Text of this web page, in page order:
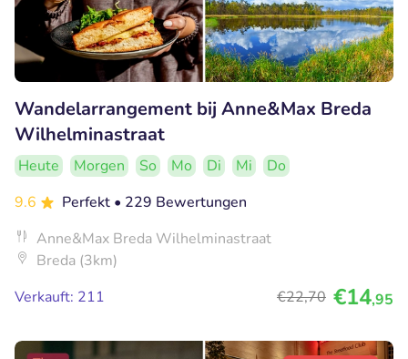
Wandelarrangement bij Anne&Max Breda
Wilhelminastraat
Heute Morgen So Mo Di Mi
Do
9.6
Perfekt • 229 Bewertungen
Anne&Max Breda Wilhelminastraat
Breda (3km)
Verkauft: 211
€22,70 €14,95